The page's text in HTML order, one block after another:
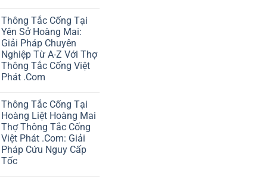
Thông Tắc Cống Tại
Yên Sở Hoàng Mai:
Giải Pháp Chuyên
Nghiệp Từ A-Z Với Thợ
Thông Tắc Cống Việt
Phát .Com
Thông Tắc Cống Tại
Hoàng Liệt Hoàng Mai
Thợ Thông Tắc Cống
Việt Phát .Com: Giải
Pháp Cứu Nguy Cấp
Tốc